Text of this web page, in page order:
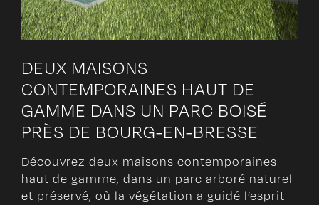
DEUX MAISONS
CONTEMPORAINES HAUT DE
GAMME DANS UN PARC BOISÉ
PRÈS DE BOURG-EN-BRESSE
Découvrez deux maisons contemporaines
haut de gamme, dans un parc arboré naturel
et préservé, où la végétation a guidé l’esprit